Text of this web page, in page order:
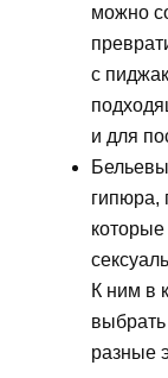
можно
с
и для
гипюра,
которые
К ним в
выбрать
разные